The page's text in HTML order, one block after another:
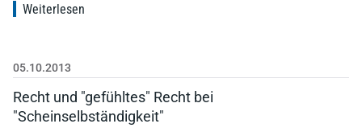
Weiterlesen
05.10.2013
Recht und "gefühltes" Recht bei
"Scheinselbständigkeit"